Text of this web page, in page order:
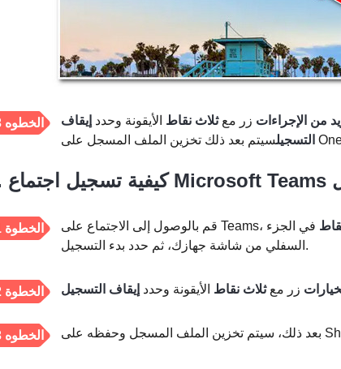
الخطوه 3 من الإجراءات زر معثلاث نقاط الأيقونة وحدد إيقاف
التسجيل
الخطوة 1
في الجزء
السفلي من شاشة جهازك، ثم حدد بدء التسجيل.
الخطوة 2 زر معثلاث نقاط الأيقونة وحدد إيقاف التسجيل
الخطوه 3